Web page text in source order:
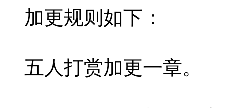
加更规则如下：
五人打赏加更一章。